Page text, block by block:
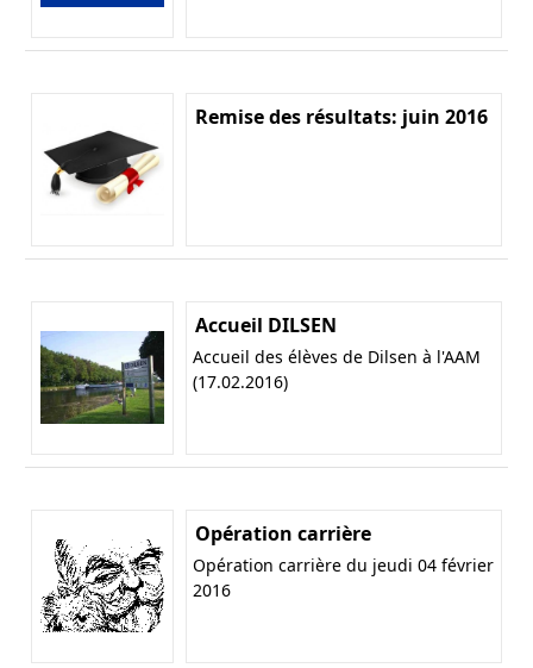
Remise des résultats: juin 2016
Accueil DILSEN
Accueil des élèves de Dilsen à l'AAM
(17.02.2016)
Opération carrière
Opération carrière du jeudi 04 février
2016